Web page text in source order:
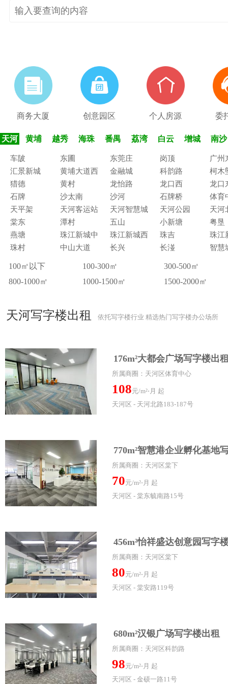
商务大厦 创意园区 个人房源 委
天河 黄埔 越秀 海珠 番禺 荔湾 白云 增城 南沙
车陂 东圃 东莞庄 岗顶
广州
汇景新城
黄埔大道西 金融城 科韵路
柯木
猎德
黄村 龙怡路 龙口西
龙口
石牌
沙太南 沙河 石牌桥
体育
天平架
天河客运站 天河智慧城 天河公园
天河
棠东
潭村 五山 小新塘
粤垦
燕塘
珠江新城中 珠江新城西 珠吉
珠江
珠村
中山大道 长兴 长湴 智慧
100㎡以下 100-300㎡
300-500㎡
800-1000㎡
1000-1500㎡ 1500-2000㎡
天河写字楼出租 依托写字楼行业 精选热门写字楼办公场所
176m²大都会广场写字楼出
所属商圈：天河区体育中心
108元/m²⋅月 起
天河区 - 天河北路183-187号
770m²智慧港企业孵化基地
所属商圈：天河区棠下
70元/m²⋅月 起
天河区 - 棠东毓南路15号
456m²怡祥盛达创意园写字
所属商圈：天河区棠下
80元/m²⋅月 起
天河区 - 棠安路119号
680m²汉银广场写字楼出租
所属商圈：天河区科韵路
98元/m²⋅月 起
天河区 - 金硕一路11号